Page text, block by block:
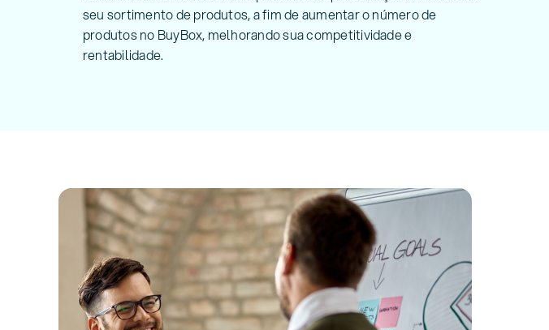
seu sortimento de produtos, a fim de aumentar o número de
produtos no BuyBox, melhorando sua competitividade e
rentabilidade.